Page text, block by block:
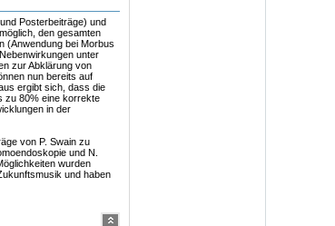
Posterbeiträge) und
den gesamten
(Anwendung bei Morbus
unter
zur Abklärung von
nun bereits auf
ergibt sich, dass die
zu 80% eine korrekte
in der
von P. Swain zu
und N.
wurden
und haben